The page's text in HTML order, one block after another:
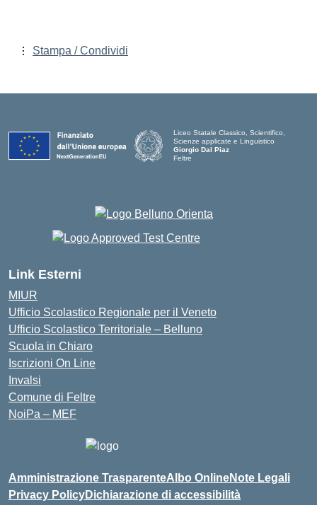
Stampa / Condividi
Liceo Statale Classico, Scientifico,
Scienze applicate e Linguistico
Giorgio Dal Piaz
Feltre
Link Esterni
MIUR
Ufficio Scolastico Regionale per il Veneto
Ufficio Scolastico Territoriale – Belluno
Scuola in Chiaro
Iscrizioni On Line
Invalsi
Comune di Feltre
NoiPa – MEF
Amministrazione TrasparenteAlbo OnlineNote Legali
Privacy PolicyDichiarazione di accessibilità